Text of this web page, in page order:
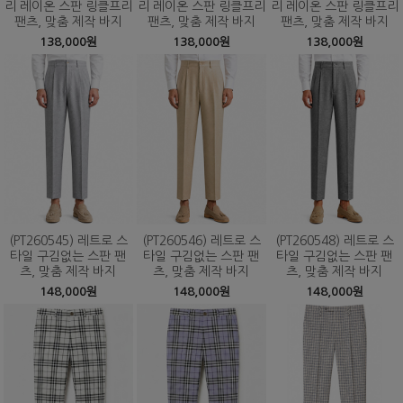
리 레이온 스판 링클프리
팬츠, 맞춤 제작 바지
138,000원
리 레이온 스판 링클프리
팬츠, 맞춤 제작 바지
138,000원
리 레이온 스판 링클프리
팬츠, 맞춤 제작 바지
138,000원
(PT260545) 레트로 스
타일 구김없는 스판 팬
츠, 맞춤 제작 바지
148,000원
(PT260546) 레트로 스
타일 구김없는 스판 팬
츠, 맞춤 제작 바지
148,000원
(PT260548) 레트로 스
타일 구김없는 스판 팬
츠, 맞춤 제작 바지
148,000원